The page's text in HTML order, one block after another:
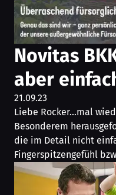
Novitas
aber
21.09.23
Liebe Rocker…mal
Besonderem
die im Detail nicht
Fingerspitzengefühl